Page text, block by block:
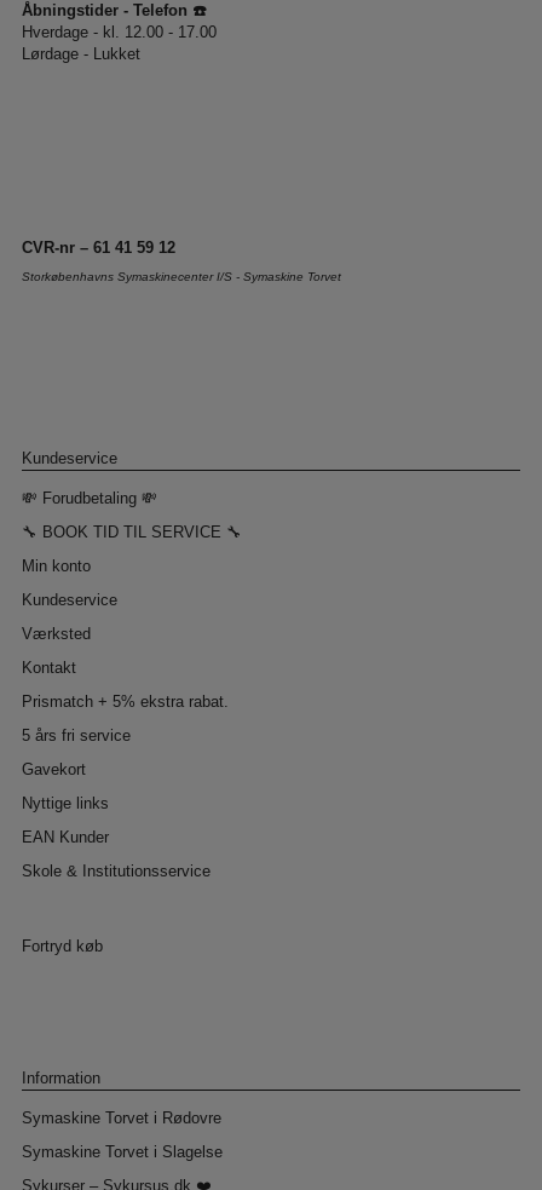
Åbningstider - Telefon ☎️
Hverdage - kl. 12.00 - 17.00
Lørdage - Lukket
CVR-nr – 61 41 59 12
Storkøbenhavns Symaskinecenter I/S - Symaskine Torvet
Kundeservice
💸 Forudbetaling 💸
🔧 BOOK TID TIL SERVICE 🔧
Min konto
Kundeservice
Værksted
Kontakt
Prismatch + 5% ekstra rabat.
5 års fri service
Gavekort
Nyttige links
EAN Kunder
Skole & Institutionsservice
Fortryd køb
Information
Symaskine Torvet i Rødovre
Symaskine Torvet i Slagelse